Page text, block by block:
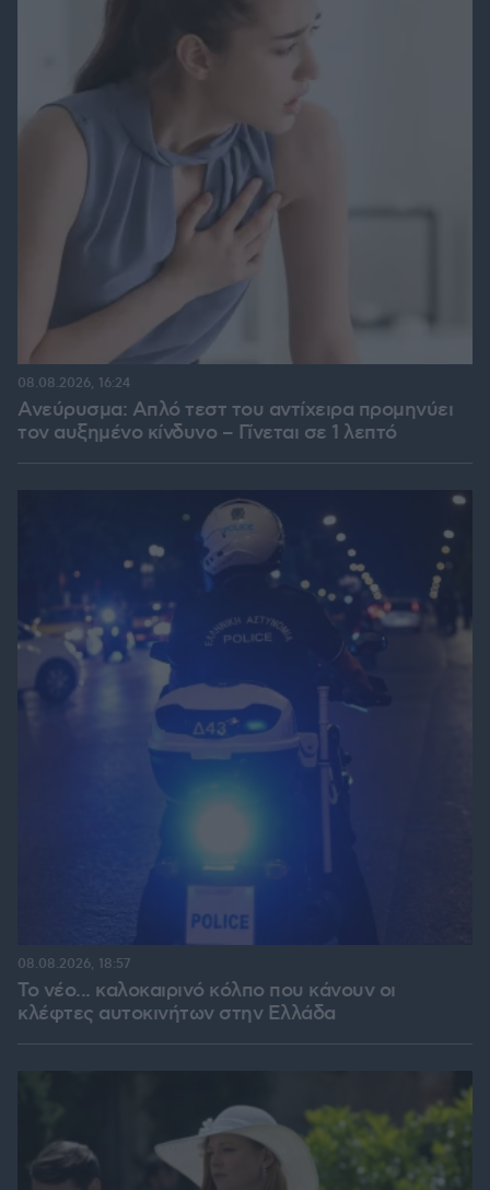
Ανεύρυσμα: Απλό τεστ του αντίχειρα προμηνύει
τον αυξημένο κίνδυνο – Γίνεται σε 1 λεπτό
08.08.2026, 16:24
Το νέο... καλοκαιρινό κόλπο που κάνουν οι
κλέφτες αυτοκινήτων στην Ελλάδα
08.08.2026, 18:57